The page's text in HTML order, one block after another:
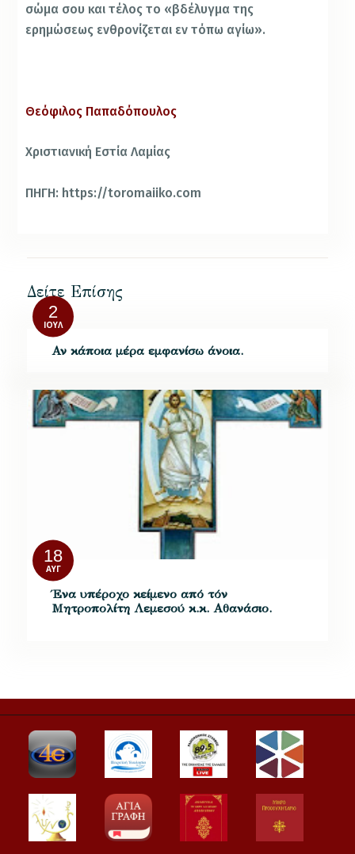
σώμα σου και τέλος το «βδέλυγμα της
ερημώσεως ενθρονίζεται εν τόπω αγίω».
Θεόφιλος Παπαδόπουλος
Χριστιανική Εστία Λαμίας
ΠΗΓΗ: https://toromaiiko.com
Δείτε Επίσης
2
ΙΟΎΛ
Αν κάποια μέρα εμφανίσω άνοια.
18
ΑΥΓ
Ένα υπέροχο κείμενο από τόν
Μητροπολίτη Λεμεσού κ.κ. Αθανάσιο.